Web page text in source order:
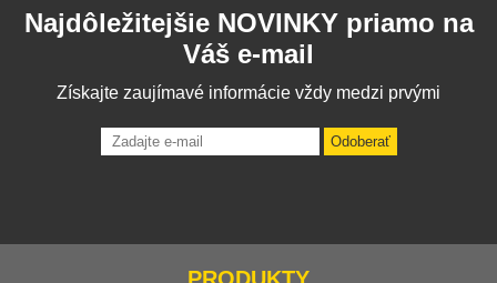
Najdôležitejšie NOVINKY priamo na
Váš e-mail
Získajte zaujímavé informácie vždy medzi prvými
Odoberať